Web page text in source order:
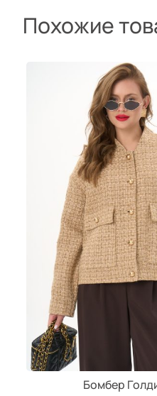
Похожие
Бомбер